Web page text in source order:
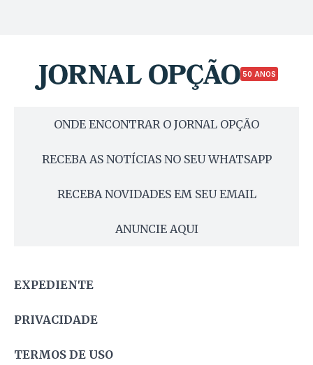
50 ANOS
ONDE ENCONTRAR O JORNAL OPÇÃO
RECEBA AS NOTÍCIAS NO SEU WHATSAPP
RECEBA NOVIDADES EM SEU EMAIL
ANUNCIE AQUI
EXPEDIENTE
PRIVACIDADE
TERMOS DE USO